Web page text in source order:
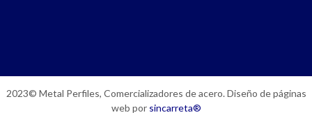
2023© Metal Perfiles, Comercializadores de acero. Diseño de páginas
web por sincarreta®